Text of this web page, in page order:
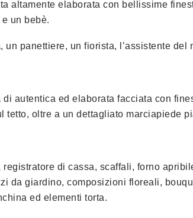
altamente elaborata con bellissime
un bebè.
un panettiere, un fiorista, l’assistente
autentica ed elaborata facciata con
oltre a un dettagliato marciapiede
registratore di cassa, scaffali, forno
da giardino, composizioni floreali,
ed elementi torta.